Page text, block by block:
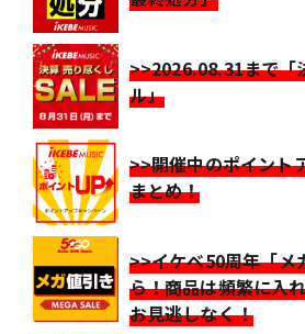
>>2026.08.31まで「
ル」
>>開催中のポイント
まとめ！
>>イケベ50周年「メ
ら！商品は頻繁に入
お見逃しなく！